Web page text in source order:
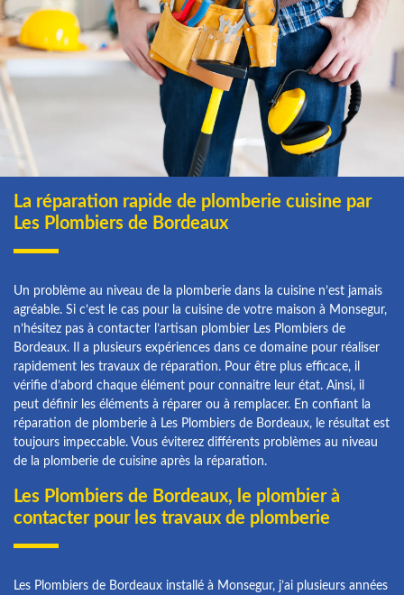
La réparation rapide de plomberie cuisine par
Les Plombiers de Bordeaux
Un problème au niveau de la plomberie dans la cuisine n’est jamais
agréable. Si c’est le cas pour la cuisine de votre maison à Monsegur,
n’hésitez pas à contacter l’artisan plombier Les Plombiers de
Bordeaux. Il a plusieurs expériences dans ce domaine pour réaliser
rapidement les travaux de réparation. Pour être plus efficace, il
vérifie d’abord chaque élément pour connaitre leur état. Ainsi, il
peut définir les éléments à réparer ou à remplacer. En confiant la
réparation de plomberie à Les Plombiers de Bordeaux, le résultat est
toujours impeccable. Vous éviterez différents problèmes au niveau
de la plomberie de cuisine après la réparation.
Les Plombiers de Bordeaux, le plombier à
contacter pour les travaux de plomberie
Les Plombiers de Bordeaux installé à Monsegur, j’ai plusieurs années